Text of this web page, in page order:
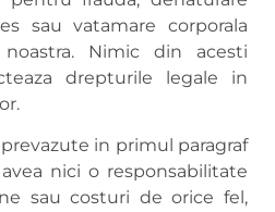
sau vatamare corporala
Nimic din acesti
drepturile legale in
in primul paragraf
nici o responsabilitate
sau costuri de orice fel,